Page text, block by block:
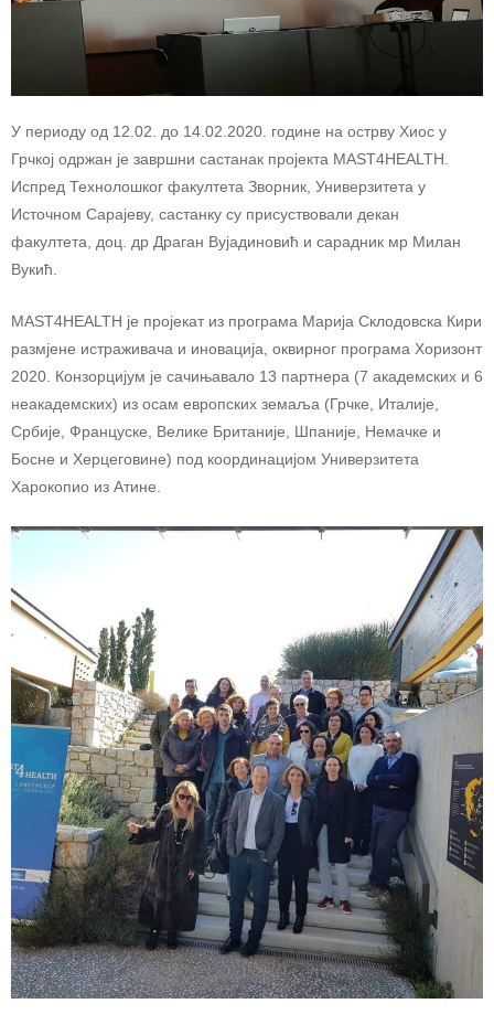
У периоду од 12.02. до 14.02.2020. године на острву Хиос у
Грчкој одржан је завршни састанак пројекта MAST4HEALTH.
Испред Технолошког факултета Зворник, Универзитета у
Источном Сарајеву, састанку су присуствовали декан
факултета, доц. др Драган Вујадиновић и сарадник мр Милан
Вукић.
MAST4HEALTH је пројекат из програма Mарија Склодовска Кири
размјене истраживача и иновација, оквирног програма Хоризонт
2020. Конзорцијум је сачињавало 13 партнера (7 академских и 6
неакадемских) из осам европских земаља (Грчке, Италије,
Србије, Француске, Велике Британије, Шпаније, Немачке и
Босне и Херцеговине) под координацијом Универзитета
Харокопио из Атине.